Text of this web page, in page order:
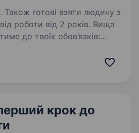
Також готові взяти людину з
роботи від 2 років. Вища
об'єкта
крок до